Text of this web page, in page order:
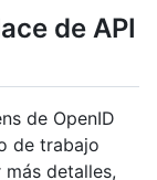
de API
de OpenID
de trabajo
detalles,